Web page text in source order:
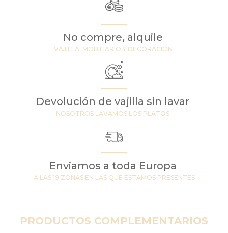
No compre, alquile
VAJILLA, MOBILIARIO Y DECORACIÓN
Devolución de vajilla sin lavar
NOSOTROS LAVAMOS LOS PLATOS
Enviamos a toda Europa
A LAS 19 ZONAS EN LAS QUE ESTAMOS PRESENTES
PRODUCTOS COMPLEMENTARIOS